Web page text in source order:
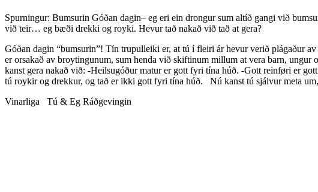
Spurningur: Bumsurin Góðan dagin– eg eri ein drongur sum altíð gangi við
við teir… eg bæði drekki og royki. Hevur tað nakað við tað at gera?
Góðan dagin “bumsurin”! Tín trupulleiki er, at tú í fleiri ár hevur verið plágaður
er orsakað av broytingunum, sum henda við skiftinum millum at vera barn, ungur
kanst gera nakað við: -Heilsugóður matur er gott fyri tína húð. -Gott reinføri er
tú roykir og drekkur, og tað er ikki gott fyri tína húð. Nú kanst tú sjálvur meta
Vinarliga Tú & Eg Ráðgevingin